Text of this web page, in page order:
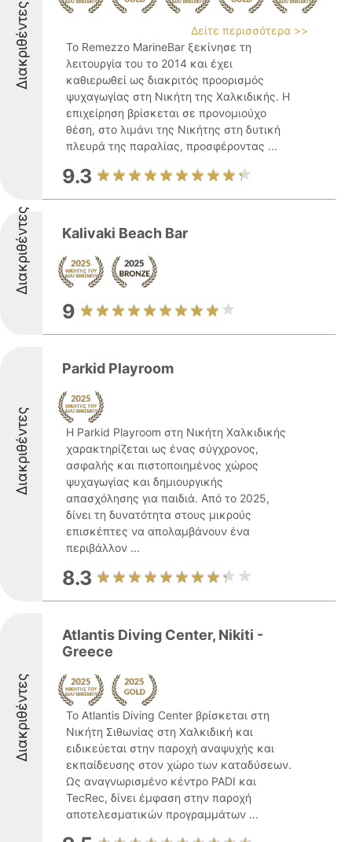
Διακριθέντες
Δείτε περισσότερα >>
Το Remezzo MarineBar ξεκίνησε τη
λειτουργία του το 2014 και έχει
καθιερωθεί ως διακριτός προορισμός
ψυχαγωγίας στη Νικήτη της Χαλκιδικής. Η
επιχείρηση βρίσκεται σε προνομιούχο
θέση, στο λιμάνι της Νικήτης στη δυτική
πλευρά της παραλίας, προσφέροντας ...
9.3
Διακριθέντες Kalivaki Beach Bar
9
Διακριθέντες
Parkid Playroom
Η Parkid Playroom στη Νικήτη Χαλκιδικής
χαρακτηρίζεται ως ένας σύγχρονος,
ασφαλής και πιστοποιημένος χώρος
ψυχαγωγίας και δημιουργικής
απασχόλησης για παιδιά. Από το 2025,
δίνει τη δυνατότητα στους μικρούς
επισκέπτες να απολαμβάνουν ένα
περιβάλλον ...
8.3
Διακριθέντες
Atlantis Diving Center, Nikiti -
Greece
Το Atlantis Diving Center βρίσκεται στη
Νικήτη Σιθωνίας στη Χαλκιδική και
ειδικεύεται στην παροχή αναψυχής και
εκπαίδευσης στον χώρο των καταδύσεων.
Ως αναγνωρισμένο κέντρο PADI και
TecRec, δίνει έμφαση στην παροχή
αποτελεσματικών προγραμμάτων ...